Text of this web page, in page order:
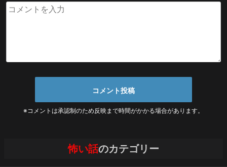
※コメントは承認制のため反映まで時間がかかる場合があります。
怖い話のカテゴリー